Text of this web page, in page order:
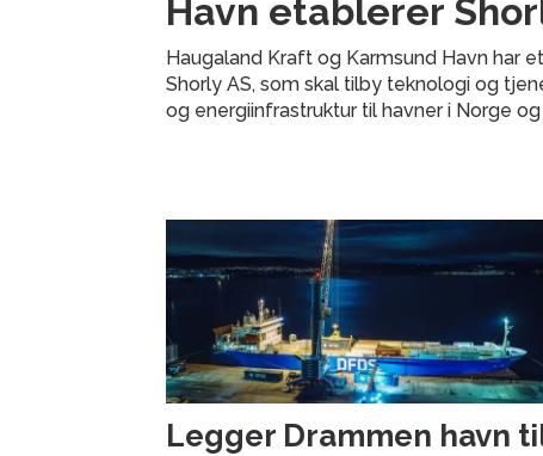
Havn etablerer
Haugaland Kraft og Karmsund Havn har
Shorly AS, som skal tilby teknologi og
og energiinfrastruktur til havner i Norge
Legger Drammen havn